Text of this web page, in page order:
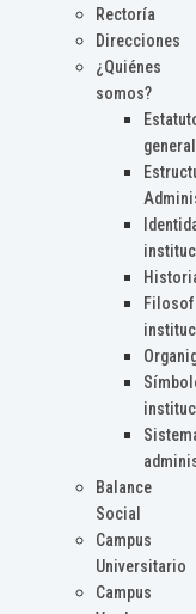
Rectoría
Direcciones
¿Quiénes
somos?
general
Balance
Social
Campus
Universitario
Campus